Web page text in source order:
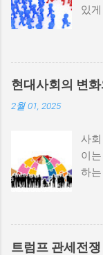
있
정
내
한
위
적
증
한
역
서
비
현대사회의 변
2월 01, 2025
사
이
하
탐
조
등
트럼프 관세전